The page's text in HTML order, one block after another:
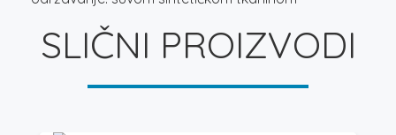
SLIČNI PROIZVODI